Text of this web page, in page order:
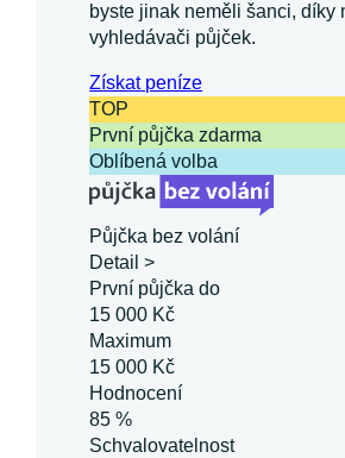
byste jinak neměli šanci, díky
vyhledávači půjček.
Získatpeníze
TOP
První půjčka zdarma
Oblíbená volba
Půjčka bez volání
Detail >
První půjčka do
15 000 Kč
Maximum
15 000 Kč
Hodnocení
85 %
Schvalovatelnost